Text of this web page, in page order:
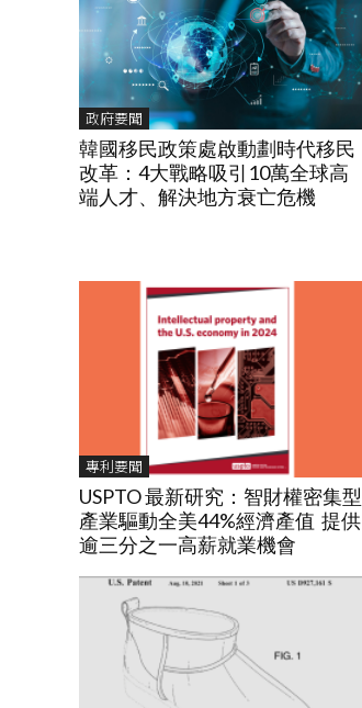
政府要聞
韓國移民政策處啟動劃時代移民
改革：4大戰略吸引10萬全球高
端人才、解決地方衰亡危機
專利要聞
USPTO 最新研究：智財權密集型
產業驅動全美44%經濟產值 提供
逾三分之一高薪就業機會